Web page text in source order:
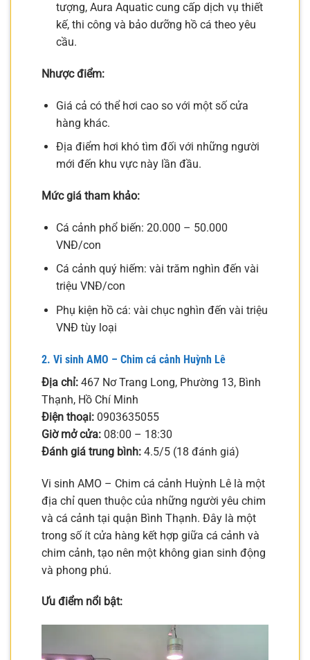
tượng, Aura Aquatic cung cấp dịch vụ thiết
kế, thi công và bảo dưỡng hồ cá theo yêu
cầu.
Nhược điểm:
Giá cả có thể hơi cao so với một số cửa
hàng khác.
Địa điểm hơi khó tìm đối với những người
mới đến khu vực này lần đầu.
Mức giá tham khảo:
Cá cảnh phổ biến: 20.000 – 50.000
VNĐ/con
Cá cảnh quý hiếm: vài trăm nghìn đến vài
triệu VNĐ/con
Phụ kiện hồ cá: vài chục nghìn đến vài triệu
VNĐ tùy loại
2. Vi sinh AMO – Chim cá cảnh Huỳnh Lê
Địa chỉ: 467 Nơ Trang Long, Phường 13, Bình
Thạnh, Hồ Chí Minh
Điện thoại: 0903635055
Giờ mở cửa: 08:00 – 18:30
Đánh giá trung bình: 4.5/5 (18 đánh giá)
Vi sinh AMO – Chim cá cảnh Huỳnh Lê là một
địa chỉ quen thuộc của những người yêu chim
và cá cảnh tại quận Bình Thạnh. Đây là một
trong số ít cửa hàng kết hợp giữa cá cảnh và
chim cảnh, tạo nên một không gian sinh động
và phong phú.
Ưu điểm nổi bật: